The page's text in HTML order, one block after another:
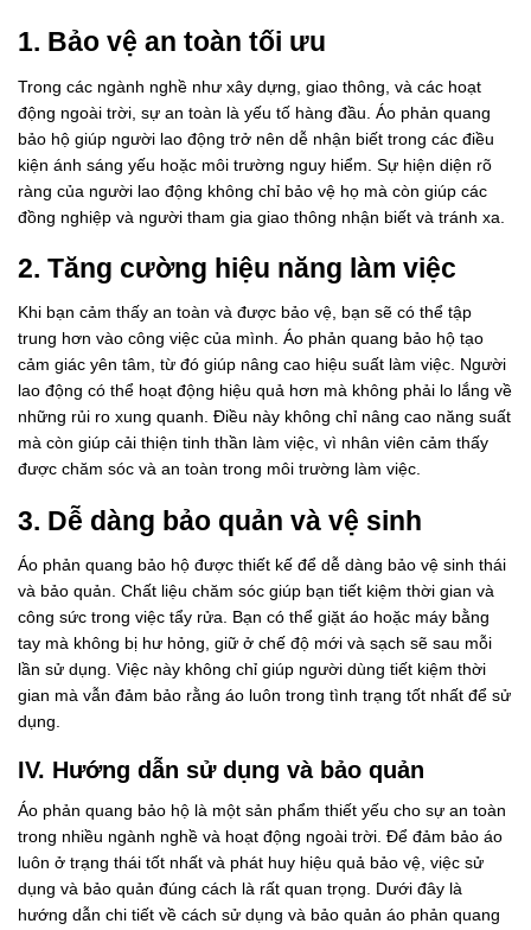
1. Bảo vệ an toàn tối ưu
Trong các ngành nghề như xây dựng, giao thông, và các hoạt
động ngoài trời, sự an toàn là yếu tố hàng đầu. Áo phản quang
bảo hộ giúp người lao động trở nên dễ nhận biết trong các điều
kiện ánh sáng yếu hoặc môi trường nguy hiểm. Sự hiện diện rõ
ràng của người lao động không chỉ bảo vệ họ mà còn giúp các
đồng nghiệp và người tham gia giao thông nhận biết và tránh xa.
2. Tăng cường hiệu năng làm việc
Khi bạn cảm thấy an toàn và được bảo vệ, bạn sẽ có thể tập
trung hơn vào công việc của mình. Áo phản quang bảo hộ tạo
cảm giác yên tâm, từ đó giúp nâng cao hiệu suất làm việc. Người
lao động có thể hoạt động hiệu quả hơn mà không phải lo lắng về
những rủi ro xung quanh. Điều này không chỉ nâng cao năng suất
mà còn giúp cải thiện tinh thần làm việc, vì nhân viên cảm thấy
được chăm sóc và an toàn trong môi trường làm việc.
3. Dễ dàng bảo quản và vệ sinh
Áo phản quang bảo hộ được thiết kế để dễ dàng bảo vệ sinh thái
và bảo quản. Chất liệu chăm sóc giúp bạn tiết kiệm thời gian và
công sức trong việc tẩy rửa. Bạn có thể giặt áo hoặc máy bằng
tay mà không bị hư hỏng, giữ ở chế độ mới và sạch sẽ sau mỗi
lần sử dụng. Việc này không chỉ giúp người dùng tiết kiệm thời
gian mà vẫn đảm bảo rằng áo luôn trong tình trạng tốt nhất để sử
dụng.
IV. Hướng dẫn sử dụng và bảo quản
Áo phản quang bảo hộ là một sản phẩm thiết yếu cho sự an toàn
trong nhiều ngành nghề và hoạt động ngoài trời. Để đảm bảo áo
luôn ở trạng thái tốt nhất và phát huy hiệu quả bảo vệ, việc sử
dụng và bảo quản đúng cách là rất quan trọng. Dưới đây là
hướng dẫn chi tiết về cách sử dụng và bảo quản áo phản quang